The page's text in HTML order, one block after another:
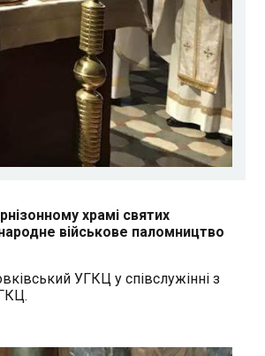
храмі святих
військове паломництво
УГКЦ у співслужінні з